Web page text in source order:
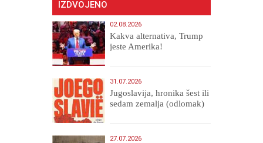
IZDVOJENO
02.08.2026
Kakva alternativa, Trump
jeste Amerika!
31.07.2026
Jugoslavija, hronika šest ili
sedam zemalja (odlomak)
27.07.2026